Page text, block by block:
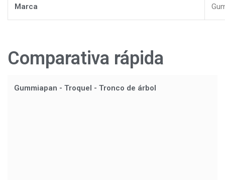
Marca
Comparativa rápida
Gummiapan - Troquel - Tronco de árbol